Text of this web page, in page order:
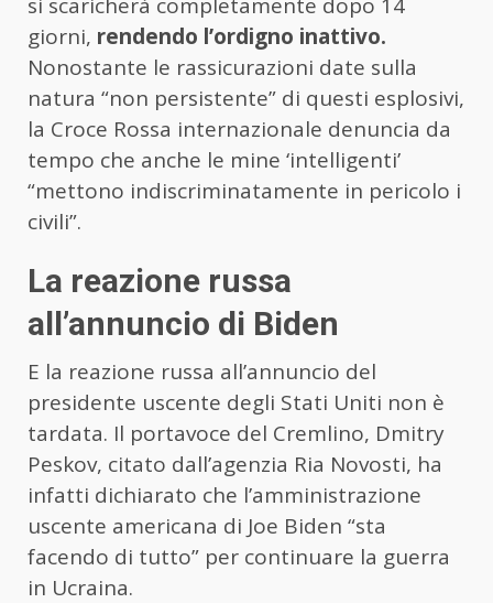
giorni, rendendo l’ordigno inattivo.
Nonostante le rassicurazioni date sulla
natura “non persistente” di questi esplosivi,
la Croce Rossa internazionale denuncia da
tempo che anche le mine ‘intelligenti’
“mettono indiscriminatamente in pericolo i
civili”.
La reazione russa
all’annuncio di Biden
E la reazione russa all’annuncio del
presidente uscente degli Stati Uniti non è
tardata. Il portavoce del Cremlino, Dmitry
Peskov, citato dall’agenzia Ria Novosti, ha
infatti dichiarato che l’amministrazione
uscente americana di Joe Biden “sta
facendo di tutto” per continuare la guerra
in Ucraina.